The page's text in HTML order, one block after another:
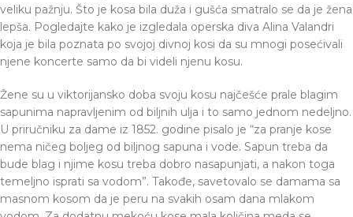
veliku pažnju. Što je kosa bila duža i gušća smatralo se da je žena
lepša. Pogledajte kako je izgledala operska diva Alina Valandri
koja je bila poznata po svojoj divnoj kosi da su mnogi posećivali
njene koncerte samo da bi videli njenu kosu.
Žene su u viktorijansko doba svoju kosu najčešće prale blagim
sapunima napravljenim od biljnih ulja i to samo jednom nedeljno.
U priručniku za dame iz 1852. godine pisalo je “za pranje kose
nema ničeg boljeg od biljnog sapuna i vode. Sapun treba da
bude blag i njime kosu treba dobro nasapunjati, a nakon toga
temeljno isprati sa vodom”. Takođe, savetovalo se damama sa
masnom kosom da je peru na svakih osam dana mlakom